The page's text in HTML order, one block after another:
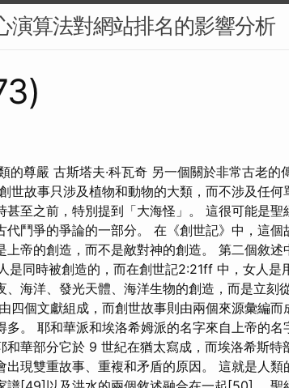
演算法對網站排名的影響分析
的尊嚴 古斯塔夫·科瓦奇 另一個關於非常古老的
世故事只涉及植物和動物的大類，而不涉及任
甚至之前，特別提到「大海怪」。 這很可能是
代鬥爭的爭論的一部分。 在《創世記》中，這
上帝的創造，而不是敵對神的創造。 第二個敘
是同時被創造的，而在創世記2:21ff 中，女人是
、海洋、發光天體、海洋生物的創造，而是立刻
四個文獻組成，而創世故事則由兩個來源彙編
多。 耶和華派和埃洛希姆派的名字來自上帝的
和華部分它於 9 世紀在猶太寫成，而埃洛希斯特
現雙重故事、重複和矛盾的原因。 這就是人類